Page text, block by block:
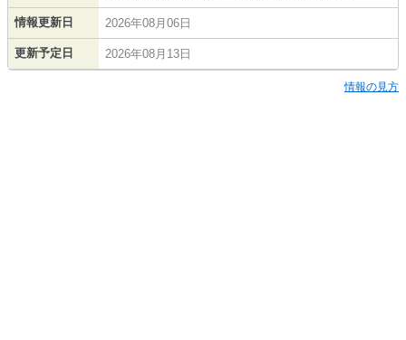
情報更新日 2026年08月06日
更新予定日 2026年08月13日
情報の見方